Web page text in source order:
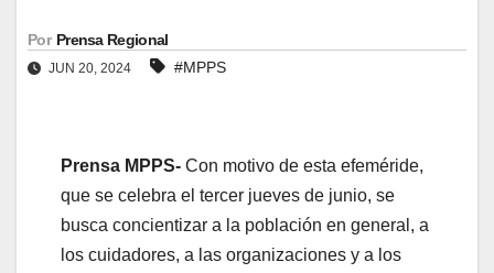
Por Prensa Regional
JUN 20, 2024 #MPPS
Prensa MPPS- Con motivo de esta efeméride,
que se celebra el tercer jueves de junio, se
busca concientizar a la población en general, a
los cuidadores, a las organizaciones y a los